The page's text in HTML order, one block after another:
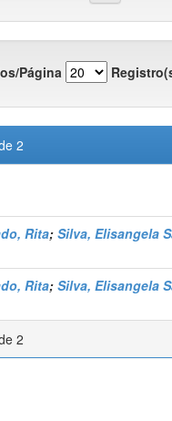
Página
2
Rita; Silva, Elisangela
Rita; Silva, Elisangela
2